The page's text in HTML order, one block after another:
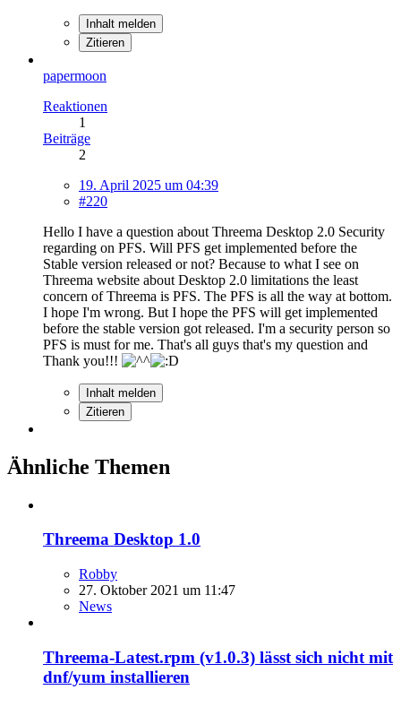
Inhalt melden
Zitieren
papermoon
Reaktionen
1
Beiträge
2
19. April 2025 um 04:39
#220
Hello I have a question about Threema Desktop 2.0 Security
regarding on PFS. Will PFS get implemented before the
Stable version released or not? Because to what I see on
Threema website about Desktop 2.0 limitations the least
concern of Threema is PFS. The PFS is all the way at bottom.
I hope I'm wrong. But I hope the PFS will get implemented
before the stable version got released. I'm a security person so
PFS is must for me. That's all guys that's my question and
Thank you!!!
Inhalt melden
Zitieren
Ähnliche Themen
Threema Desktop 1.0
Robby
27. Oktober 2021 um 11:47
News
Threema-Latest.rpm (v1.0.3) lässt sich nicht mit
dnf/yum installieren